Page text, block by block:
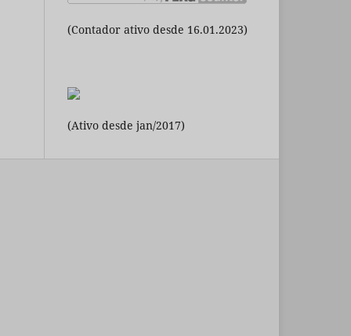
(Contador ativo desde 16.01.2023)
(Ativo desde jan/2017)